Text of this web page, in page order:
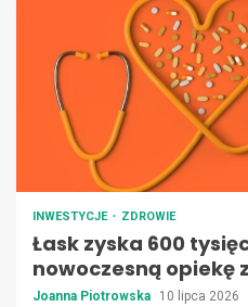
INWESTYCJE ZDROWIE
Łask zyska 600
nowoczesną opiekę
Joanna Piotrowska 10 lipca 2026